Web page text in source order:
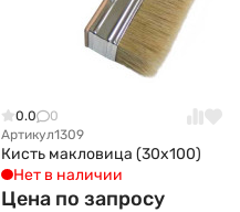
0.0
0
Артикул1309
Кисть макловица (30x100)
Нет в наличии
Цена по запросу